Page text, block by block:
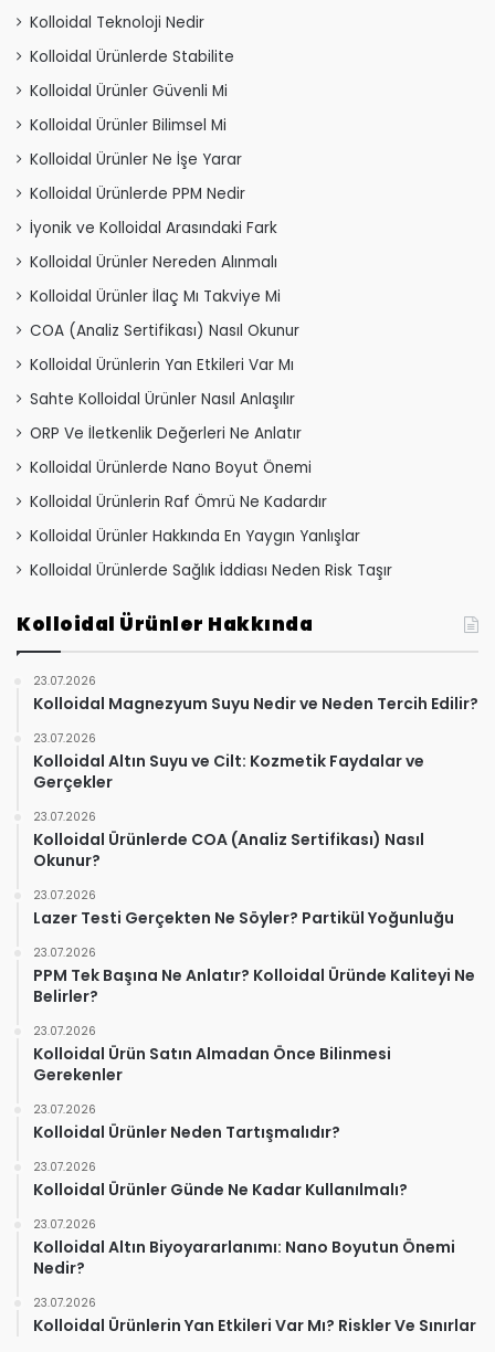
Kolloidal Teknoloji Nedir
Kolloidal Ürünlerde Stabilite
Kolloidal Ürünler Güvenli Mi
Kolloidal Ürünler Bilimsel Mi
Kolloidal Ürünler Ne İşe Yarar
Kolloidal Ürünlerde PPM Nedir
İyonik ve Kolloidal Arasındaki Fark
Kolloidal Ürünler Nereden Alınmalı
Kolloidal Ürünler İlaç Mı Takviye Mi
COA (Analiz Sertifikası) Nasıl Okunur
Kolloidal Ürünlerin Yan Etkileri Var Mı
Sahte Kolloidal Ürünler Nasıl Anlaşılır
ORP Ve İletkenlik Değerleri Ne Anlatır
Kolloidal Ürünlerde Nano Boyut Önemi
Kolloidal Ürünlerin Raf Ömrü Ne Kadardır
Kolloidal Ürünler Hakkında En Yaygın Yanlışlar
Kolloidal Ürünlerde Sağlık İddiası Neden Risk Taşır
Kolloidal Ürünler Hakkında
23.07.2026
Kolloidal Magnezyum Suyu Nedir ve Neden Tercih Edilir?
23.07.2026
Kolloidal Altın Suyu ve Cilt: Kozmetik Faydalar ve
Gerçekler
23.07.2026
Kolloidal Ürünlerde COA (Analiz Sertifikası) Nasıl
Okunur?
23.07.2026
Lazer Testi Gerçekten Ne Söyler? Partikül Yoğunluğu
23.07.2026
PPM Tek Başına Ne Anlatır? Kolloidal Üründe Kaliteyi Ne
Belirler?
23.07.2026
Kolloidal Ürün Satın Almadan Önce Bilinmesi
Gerekenler
23.07.2026
Kolloidal Ürünler Neden Tartışmalıdır?
23.07.2026
Kolloidal Ürünler Günde Ne Kadar Kullanılmalı?
23.07.2026
Kolloidal Altın Biyoyararlanımı: Nano Boyutun Önemi
Nedir?
23.07.2026
Kolloidal Ürünlerin Yan Etkileri Var Mı? Riskler Ve Sınırlar